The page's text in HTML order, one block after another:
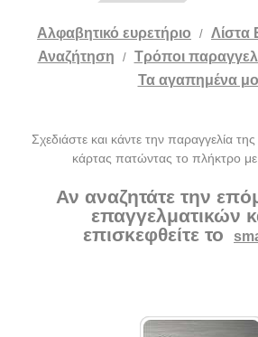
Αλφαβητικό ευρετήριο / Λίστα
Αναζήτηση / Tρόποι
Τα αγαπημένα
Σχεδιάστε και κάντε την παραγγελία
κάρτας πατώντας το πλήκτρο με
Αν αναζητάτε την
επαγγελματικών
επισκεφθείτε το